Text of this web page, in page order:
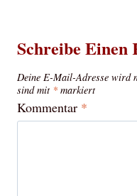
Schreibe Einen
Deine E-Mail-Adresse wird
sind mit * markiert
Kommentar *